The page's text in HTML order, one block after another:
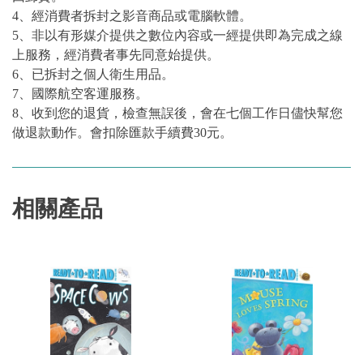
4、經消費者拆封之影音商品或電腦軟體。
5、非以有形媒介提供之數位內容或一經提供即為完成之線
上服務，經消費者事先同意始提供。
6、已拆封之個人衛生用品。
7、國際航空客運服務。
8、收到您的退貨，檢查無誤後，會在七個工作日儘快幫您
做退款動作。會扣除匯款手續費30元。
相關產品